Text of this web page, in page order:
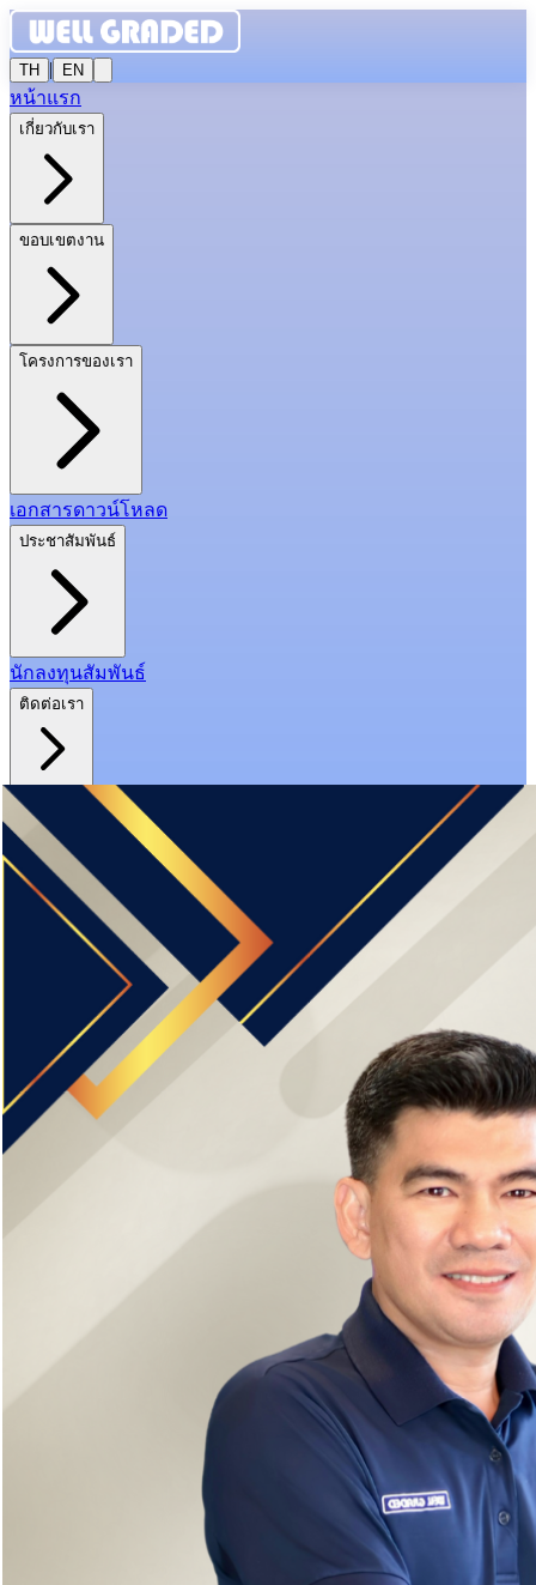
TH | EN
หน้าแรก
เกี่ยวกับเรา
ขอบเขตงาน
โครงการของเรา
เอกสารดาวน์โหลด
ประชาสัมพันธ์
นักลงทุนสัมพันธ์
ติดต่อเรา